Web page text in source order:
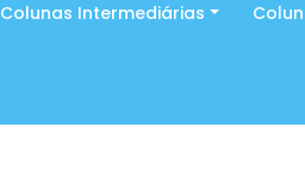
Colunas Intermediárias